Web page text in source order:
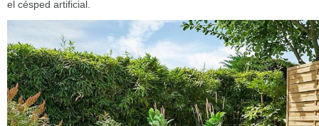
el césped artificial.